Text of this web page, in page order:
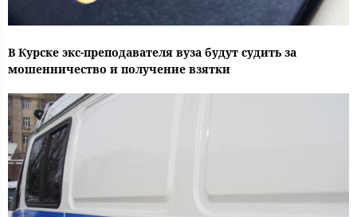
В Курске экс-преподавателя вуза будут судить за
мошенничество и получение взятки